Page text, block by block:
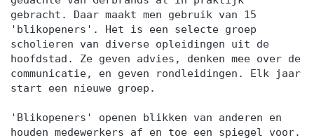
gebracht. Daar maakt men gebruik van 15
'blikopeners'. Het is een selecte groep
scholieren van diverse opleidingen uit de
hoofdstad. Ze geven advies, denken mee over de
communicatie, en geven rondleidingen. Elk jaar
start een nieuwe groep.
'Blikopeners' openen blikken van anderen en
houden medewerkers af en toe een spiegel voor.